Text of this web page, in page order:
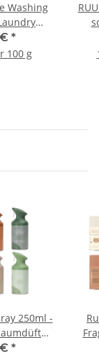
Washing
(210g)
*
100 g
250ml -
*